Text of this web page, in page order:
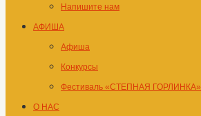
содержимомуНапишите нам
АФИША
Афиша
Конкурсы
Фестиваль «СТЕПНАЯ ГОРЛИНКА»
О НАС